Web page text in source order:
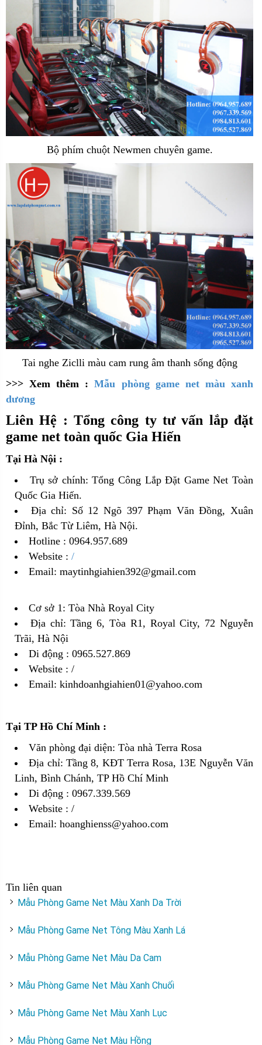
Bộ phím chuột Newmen chuyên game.
Tai nghe Ziclli màu cam rung âm thanh sống động
>>> Xem thêm :Mẫu phòng game net màu xanh
dương
Liên Hệ : Tổng công ty tư vấn lắp đặt
game net toàn quốc Gia Hiến
Tại Hà Nội :
Trụ sở chính: Tổng Công Lắp Đặt Game Net Toàn
Quốc Gia Hiến.
Địa chỉ: Số 12 Ngõ 397 Phạm Văn Đồng, Xuân
Đỉnh, Bắc Từ Liêm, Hà Nội.
Hotline : 0964.957.689
Website : /
Email: maytinhgiahien392@gmail.com
Cơ sở 1: Tòa Nhà Royal City
Địa chỉ: Tầng 6, Tòa R1, Royal City, 72 Nguyễn
Trãi, Hà Nội
Di động : 0965.527.869
Website : /
Email: kinhdoanhgiahien01@yahoo.com
Tại TP Hồ Chí Minh :
Văn phòng đại diện: Tòa nhà Terra Rosa
Địa chỉ: Tầng 8, KĐT Terra Rosa, 13E Nguyễn Văn
Linh, Bình Chánh, TP Hồ Chí Minh
Di động : 0967.339.569
Website : /
Email: hoanghienss@yahoo.com
Tin liên quan
Mẫu Phòng Game Net Màu Xanh Da Trời
Mẫu Phòng Game Net Tông Màu Xanh Lá
Mẫu Phòng Game Net Màu Da Cam
Mẫu Phòng Game Net Màu Xanh Chuối
Mẫu Phòng Game Net Màu Xanh Lục
Mẫu Phòng Game Net Màu Hồng